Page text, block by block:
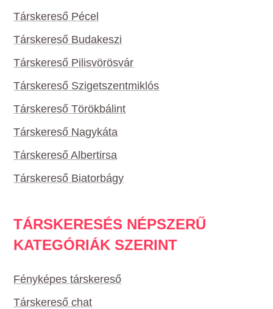
Társkereső Pécel
Társkereső Budakeszi
Társkereső Pilisvörösvár
Társkereső Szigetszentmiklós
Társkereső Törökbálint
Társkereső Nagykáta
Társkereső Albertirsa
Társkereső Biatorbágy
TÁRSKERESÉS NÉPSZERŰ
KATEGÓRIÁK SZERINT
Fényképes társkereső
Társkereső chat